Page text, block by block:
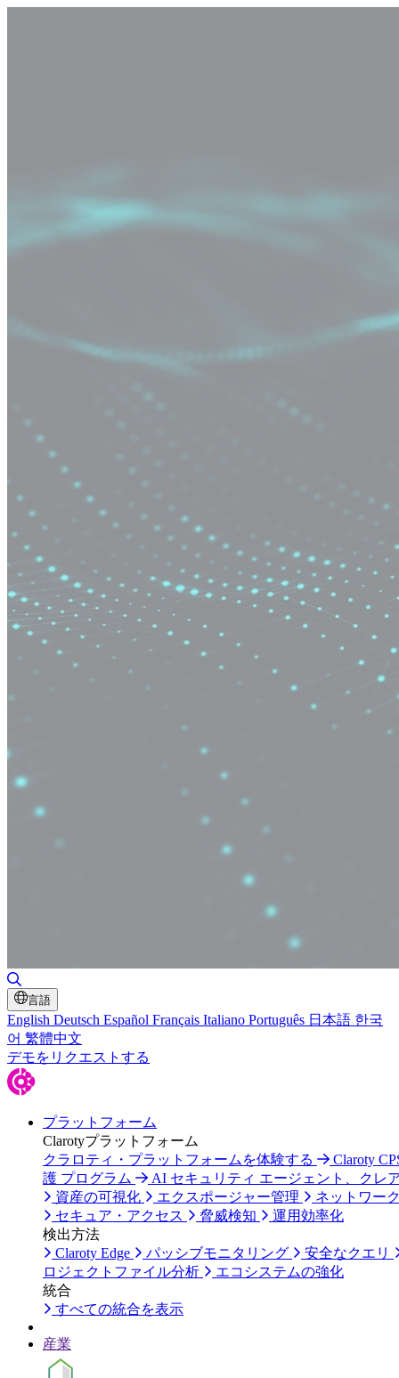
言語
English Deutsch Español Français Italiano Português 日本語 한국
어 繁體中文
デモをリクエストする
プラットフォーム
Clarotyプラットフォーム
クラロティ・プラットフォームを体験する
Claroty
護 プログラム
AI セキュリティ エージェント、クレ
資産の可視化
エクスポージャー管理
ネットワー
セキュア・アクセス
脅威検知
運用効率化
検出方法
Claroty Edge
パッシブモニタリング
安全なクエリ
ロジェクトファイル分析
エコシステムの強化
統合
すべての統合を表示
産業